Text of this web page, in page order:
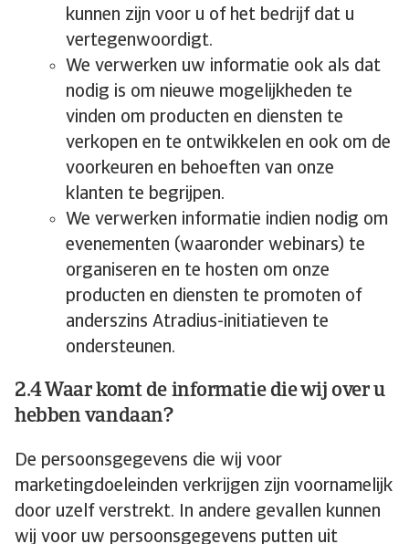
kunnen zijn voor u of het bedrijf dat u
vertegenwoordigt.
We verwerken uw informatie ook als dat
nodig is om nieuwe mogelijkheden te
vinden om producten en diensten te
verkopen en te ontwikkelen en ook om de
voorkeuren en behoeften van onze
klanten te begrijpen.
We verwerken informatie indien nodig om
evenementen (waaronder webinars) te
organiseren en te hosten om onze
producten en diensten te promoten of
anderszins Atradius-initiatieven te
ondersteunen.
2.4 Waar komt de informatie die wij over u
hebben vandaan?
De persoonsgegevens die wij voor
marketingdoeleinden verkrijgen zijn voornamelijk
door uzelf verstrekt. In andere gevallen kunnen
wij voor uw persoonsgegevens putten uit